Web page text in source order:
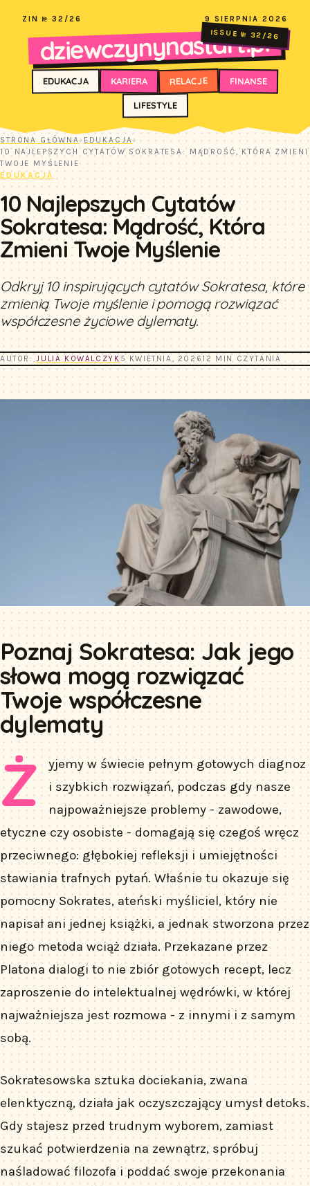
ZIN № 32/26 9 SIERPNIA 2026
dziewczynynastart.pl
ISSUE № 32/26
EDUKACJA KARIERA RELACJE FINANSE
LIFESTYLE
STRONA GŁÓWNA› EDUKACJA›
10 NAJLEPSZYCH CYTATÓW SOKRATESA: MĄDROŚĆ, KTÓRA ZMIENI
TWOJE MYŚLENIE
EDUKACJA
10 Najlepszych Cytatów
Sokratesa: Mądrość, Która
Zmieni Twoje Myślenie
Odkryj 10 inspirujących cytatów Sokratesa, które
zmienią Twoje myślenie i pomogą rozwiązać
współczesne życiowe dylematy.
AUTOR:JULIA KOWALCZYK 5 KWIETNIA, 2026 12 MIN CZYTANIA
Poznaj Sokratesa: Jak jego
słowa mogą rozwiązać
Twoje współczesne
dylematy
Ż
yjemy w świecie pełnym gotowych diagnoz
i szybkich rozwiązań, podczas gdy nasze
najpoważniejsze problemy - zawodowe,
etyczne czy osobiste - domagają się czegoś wręcz
przeciwnego: głębokiej refleksji i umiejętności
stawiania trafnych pytań. Właśnie tu okazuje się
pomocny Sokrates, ateński myśliciel, który nie
napisał ani jednej książki, a jednak stworzona przez
niego metoda wciąż działa. Przekazane przez
Platona dialogi to nie zbiór gotowych recept, lecz
zaproszenie do intelektualnej wędrówki, w której
najważniejsza jest rozmowa - z innymi i z samym
sobą.
Sokratesowska sztuka dociekania, zwana
elenktyczną, działa jak oczyszczający umysł detoks.
Gdy stajesz przed trudnym wyborem, zamiast
szukać potwierdzenia na zewnątrz, spróbuj
naśladować filozofa i poddać swoje przekonania